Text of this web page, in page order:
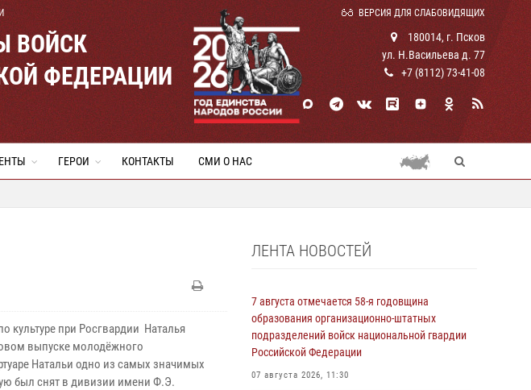
ВЕРСИЯ ДЛЯ СЛАБОВИДЯЩИХ
ВОЙСК
ФЕДЕРАЦИИ
180014, г. Псков
ул. Н.Васильева д. 77
+7 (8112) 73-41-08
ГЕРОИ КОНТАКТЫ СМИ О НАС
культуре при Росгвардии Наталья
выпуске молодёжного
Натальи одно из самых значимых
был снят в дивизии имени Ф.Э.
ЛЕНТА НОВОСТЕЙ
7 августа отмечается 58-я годовщина
образования организационно-штатных
подразделений войск национальной гвардии
Российской Федерации
07 августа 2026, 11:30